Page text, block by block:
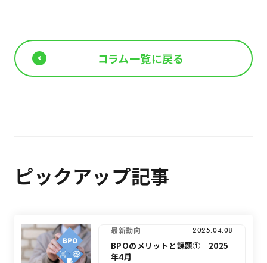
コラム一覧に戻る
ピックアップ記事
最新動向 2025.04.08
BPOのメリットと課題① 2025
年4月